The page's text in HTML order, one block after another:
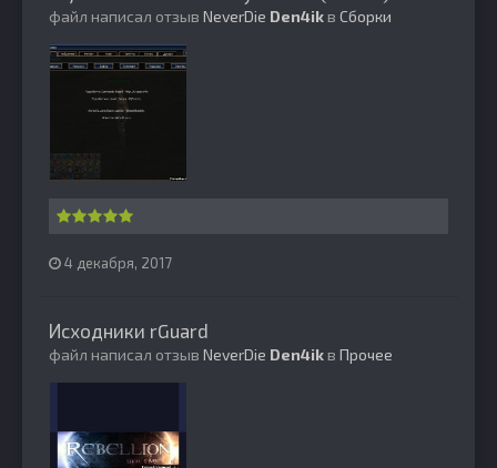
файл написал отзыв NeverDie Den4ikв Сборки
4 декабря, 2017
Исходники rGuard
файл написал отзыв NeverDie Den4ikв Прочее